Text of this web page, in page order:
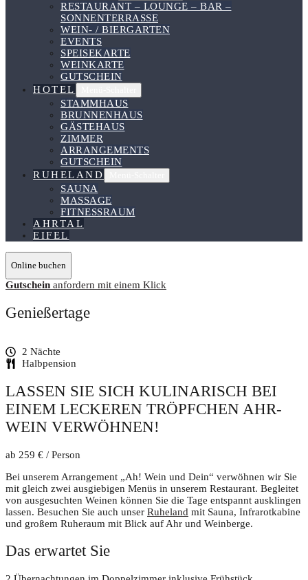
RESTAURANT – LOUNGE – BAR –
SONNENTERRASSE
WEIN- / BIERGARTEN
EVENTS
SPEISEKARTE
WEINKARTE
GUTSCHEIN
HOTEL
STAMMHAUS
BRUNNENHAUS
GÄSTEHAUS
ZIMMER
ARRANGEMENTS
GUTSCHEIN
RUHELAND
SAUNA
MASSAGE
FITNESSRAUM
AHRTAL
EIFEL
Online buchen
Gutschein anfordern mit einem Klick
Genießertage
2 Nächte
Halbpension
LASSEN SIE SICH KULINARISCH BEI
EINEM LECKEREN TRÖPFCHEN AHR-
WEIN VERWÖHNEN!
ab 259 € / Person
Bei unserem Arrangement „Ah! Wein und Dein“ verwöhnen wir Sie
mit gleich zwei ausgiebigen Menüs in unserem Restaurant. Begleitet
von ausgesuchten Weinen können Sie die Tage entspannt ausklingen
lassen. Besuchen Sie auch unser Ruheland mit Sauna, Infrarotkabine
und großem Ruheraum mit Blick auf Ahr und Weinberge.
Das erwartet Sie